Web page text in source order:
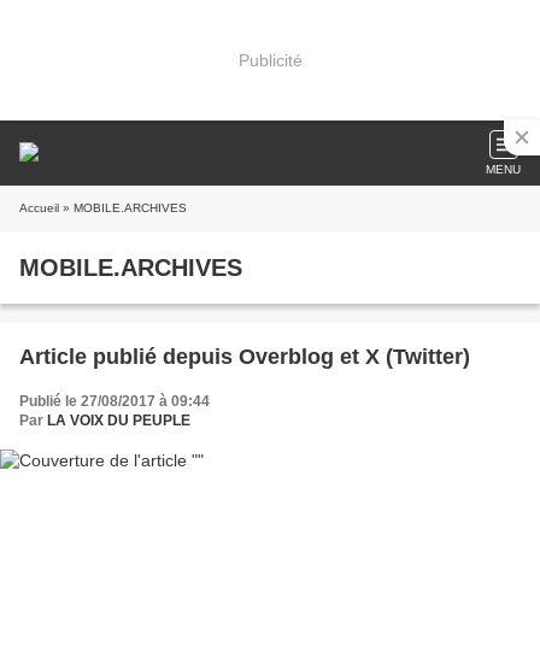
Publicité
MENU
Accueil » MOBILE.ARCHIVES
MOBILE.ARCHIVES
Article publié depuis Overblog et X (Twitter)
Publié le 27/08/2017 à 09:44
Par LA VOIX DU PEUPLE